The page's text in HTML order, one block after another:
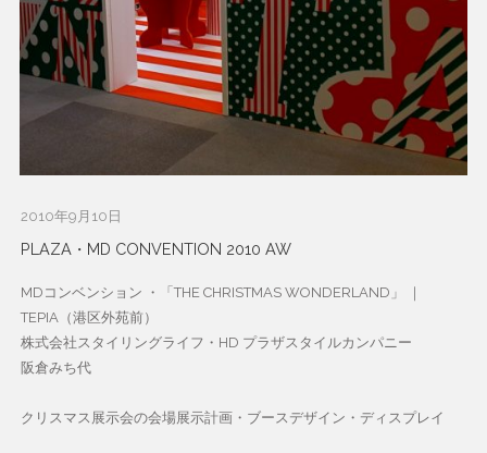
2010年9月10日
PLAZA・MD CONVENTION 2010 AW
MDコンベンション ・「THE CHRISTMAS WONDERLAND」 ｜
TEPIA（港区外苑前）
株式会社スタイリングライフ・HD プラザスタイルカンパニー
阪倉みち代
クリスマス展示会の会場展示計画・ブースデザイン・ディスプレイ